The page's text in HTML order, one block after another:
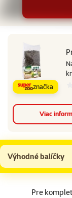
značka
Viac
Beaphar Care+ krmivo
Do košíka
Výhodné balíčky
Na začiatok
Pre